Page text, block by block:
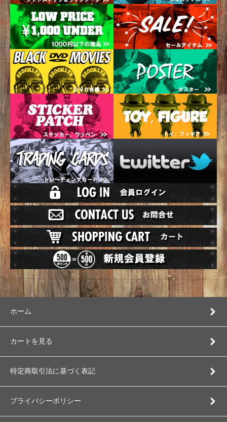
ホーム
カートを見る
特定商取引法に基づく表記
プライバシーポリシー